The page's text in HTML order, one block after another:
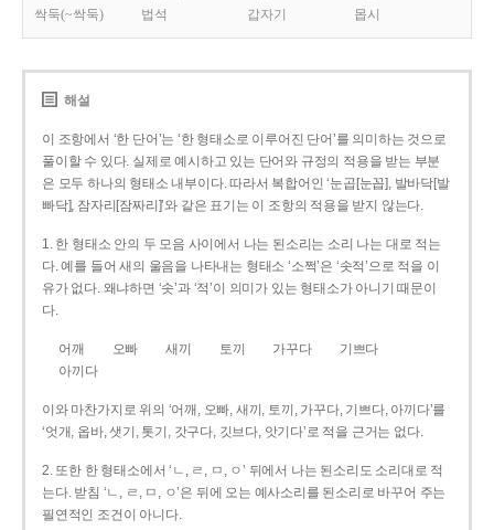
싹둑(~싹둑)
법석 갑자기 몹시
해설
이 조항에서 ‘한 단어’는 ‘한 형태소로 이루어진 단어’를 의미하는 것으로
풀이할 수 있다. 실제로 예시하고 있는 단어와 규정의 적용을 받는 부분
은 모두 하나의 형태소 내부이다. 따라서 복합어인 ‘눈곱[눈꼽], 발바닥[발
빠닥], 잠자리[잠짜리]’와 같은 표기는 이 조항의 적용을 받지 않는다.
1. 한 형태소 안의 두 모음 사이에서 나는 된소리는 소리 나는 대로 적는
다. 예를 들어 새의 울음을 나타내는 형태소 ‘소쩍’은 ‘솟적’으로 적을 이
유가 없다. 왜냐하면 ‘솟’과 ‘적’이 의미가 있는 형태소가 아니기 때문이
다.
어깨 오빠 새끼 토끼 가꾸다
기쁘다
아끼다
이와 마찬가지로 위의 ‘어깨, 오빠, 새끼, 토끼, 가꾸다, 기쁘다, 아끼다’를
‘엇개, 옵바, 샛기, 톳기, 갓구다, 깃브다, 앗기다’로 적을 근거는 없다.
2. 또한 한 형태소에서 ‘ㄴ, ㄹ, ㅁ, ㅇ’ 뒤에서 나는 된소리도 소리대로 적
는다. 받침 ‘ㄴ, ㄹ, ㅁ, ㅇ’은 뒤에 오는 예사소리를 된소리로 바꾸어 주는
필연적인 조건이 아니다.